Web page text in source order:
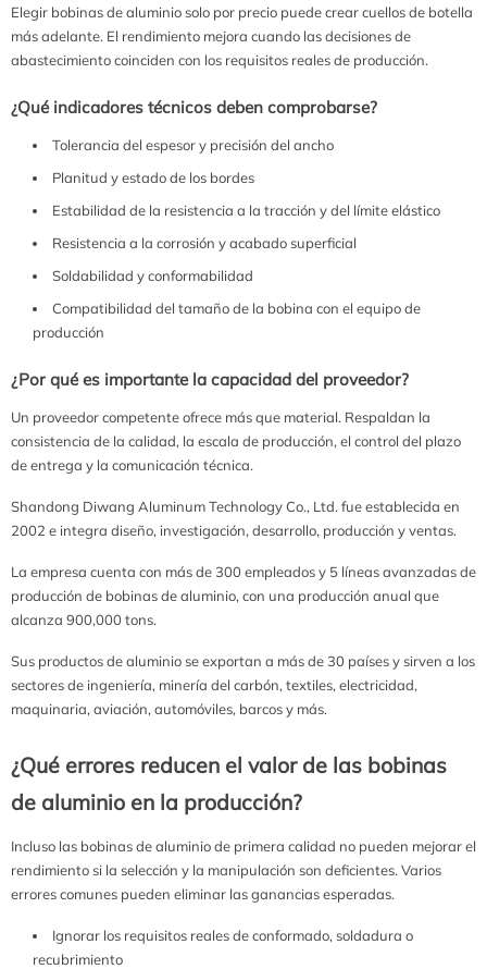
Elegir bobinas de aluminio solo por precio puede crear cuellos de botella
más adelante. El rendimiento mejora cuando las decisiones de
abastecimiento coinciden con los requisitos reales de producción.
¿Qué indicadores técnicos deben comprobarse?
Tolerancia del espesor y precisión del ancho
Planitud y estado de los bordes
Estabilidad de la resistencia a la tracción y del límite elástico
Resistencia a la corrosión y acabado superficial
Soldabilidad y conformabilidad
Compatibilidad del tamaño de la bobina con el equipo de
producción
¿Por qué es importante la capacidad del proveedor?
Un proveedor competente ofrece más que material. Respaldan la
consistencia de la calidad, la escala de producción, el control del plazo
de entrega y la comunicación técnica.
Shandong Diwang Aluminum Technology Co., Ltd. fue establecida en
2002 e integra diseño, investigación, desarrollo, producción y ventas.
La empresa cuenta con más de 300 empleados y 5 líneas avanzadas de
producción de bobinas de aluminio, con una producción anual que
alcanza 900,000 tons.
Sus productos de aluminio se exportan a más de 30 países y sirven a los
sectores de ingeniería, minería del carbón, textiles, electricidad,
maquinaria, aviación, automóviles, barcos y más.
¿Qué errores reducen el valor de las bobinas
de aluminio en la producción?
Incluso las bobinas de aluminio de primera calidad no pueden mejorar el
rendimiento si la selección y la manipulación son deficientes. Varios
errores comunes pueden eliminar las ganancias esperadas.
Ignorar los requisitos reales de conformado, soldadura o
recubrimiento